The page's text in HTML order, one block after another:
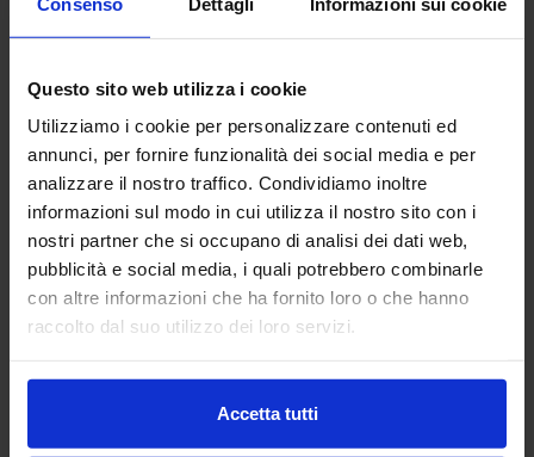
Questo sito web utilizza i cookie
Utilizziamo i cookie per personalizzare contenuti ed
annunci, per fornire funzionalità dei social media e per
analizzare il nostro traffico. Condividiamo inoltre
informazioni sul modo in cui utilizza il nostro sito con i
nostri partner che si occupano di analisi dei dati web,
pubblicità e social media, i quali potrebbero combinarle
con altre informazioni che ha fornito loro o che hanno
raccolto dal suo utilizzo dei loro servizi.
Accetta tutti
Riviera
Trapuntino In Percalle Valma
119,90 € Da 84,00€
Colori disponibili
Turchese
Beige